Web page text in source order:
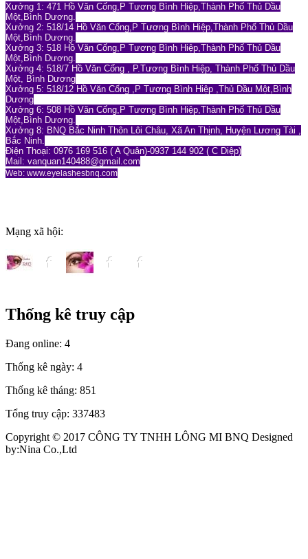
Xưởng 1: 471 Hồ Văn Cống,P Tương Bình Hiệp,Thành Phố Thủ Dầu
Một,Bình Dương.
Xưởng 2: 518/14 Hồ Văn Cống,P Tương Bình Hiệp,Thành Phố Thủ Dầu
Một,Bình Dương.
Xưởng 3: 518 Hồ Văn Cống,P Tương Bình Hiệp,Thành Phố Thủ Dầu
Một,Bình Dương.
Xưởng 4: 518/7 Hồ Văn Cống , P.Tương Bình Hiệp, Thành Phố Thủ Dầu
Một, Bình Dương
Xưởng 5: 518/12 Hồ Văn Cống ,P Tương Bình Hiệp ,Thủ Dầu Một,Bình
Dương
Xưởng 6: 508 Hồ Văn Cống,P Tương Bình Hiệp,Thành Phố Thủ Dầu
Một,Bình Dương.
Xưởng 8: BNQ Bắc Ninh Thôn Lôi Châu, Xã An Thịnh, Huyện Lương Tài ,
Bắc Ninh.
Điện Thoại: 0976 169 516 ( A Quân)-0937 144 902 ( C Diệp)
Mail: vanquan140488@gmail.com
Web: www.eyelashesbnq.com
Mạng xã hội:
Thống kê truy cập
Đang online: 4
Thống kê ngày: 4
Thống kê tháng: 851
Tổng truy cập: 337483
Copyright © 2017 CÔNG TY TNHH LÔNG MI BNQ Designed
by:Nina Co.,Ltd